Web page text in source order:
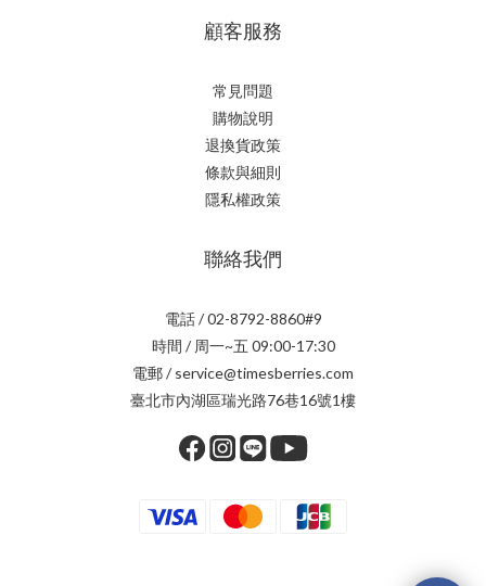
顧客服務
常見問題
購物說明
退換貨政策
條款與細則
隱私權政策
聯絡我們
電話 / 02-8792-8860#9
時間 / 周一~五 09:00-17:30
電郵 / service@timesberries.com
臺北市內湖區瑞光路76巷16號1樓